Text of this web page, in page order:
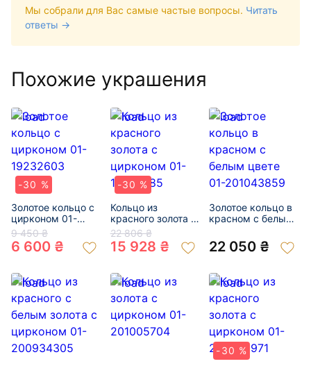
Мы собрали для Вас самые частые вопросы. Читать
ответы →
Похожие украшения
-30 %
Золотое кольцо с
цирконом 01-
19232603
9 450 ₴
6 600 ₴
-30 %
Кольцо из
красного золота с
цирконом 01-
19298785
22 806 ₴
15 928 ₴
Золотое кольцо в
красном с белым
201043859
22 050 ₴
-30 %